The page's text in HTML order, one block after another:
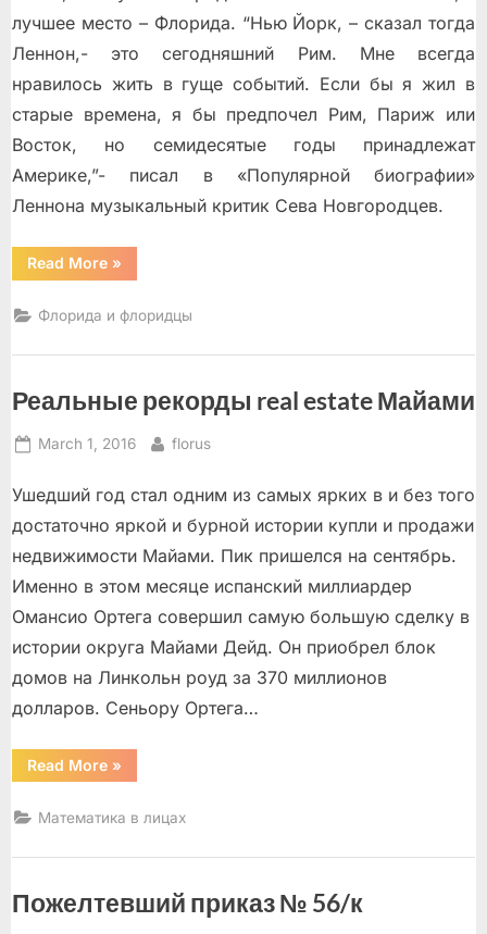
лучшее место – Флорида. “Нью Йорк, – сказал тогда
Леннон,- это сегодняшний Рим. Мне всегда
нравилось жить в гуще событий. Если бы я жил в
старые времена, я бы предпочел Рим, Париж или
Восток, но семидесятые годы принадлежат
Америке,”- писал в «Популярной биографии»
Леннона музыкальный критик Сева Новгородцев.
Read More“Выпуск
29”
»
Флорида и флоридцы
Реальные рекорды real estate Майами
Posted
March 1, 2016 By
florus
Ушедший год стал одним из самых ярких в и без того
достаточно яркой и бурной истории купли и продажи
недвижимости Майами. Пик пришелся на сентябрь.
Именно в этом месяце испанский миллиардер
Омансио Ортега совершил самую большую сделку в
истории округа Майами Дейд. Он приобрел блок
домов на Линкольн роуд за 370 миллионов
долларов. Сеньору Ортега…
Read More“Реальные
рекорды
Майами”
»
Математика в лицах
Пожелтевший приказ № 56/к